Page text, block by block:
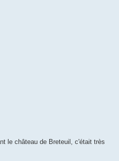
le château de Breteuil, c'était très